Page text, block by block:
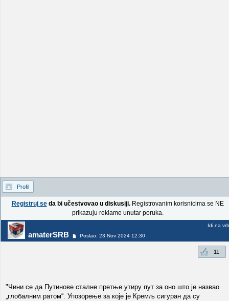
Profil
Registruj seda bi učestvovao u diskusiji.Registrovanim korisnicima se NE
prikazuju reklame unutar poruka.
amaterSRB Poslao: 23 Nov 2024 12:30
Idi na vrh
11
"Чини се да Путинове сталне претње утиру пут за оно што је назвао
„глобалним ратом“. Упозорење за које је Кремљ сигуран да су